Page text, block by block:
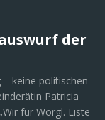
der
keine politischen
Patricia
für Wörgl. Liste